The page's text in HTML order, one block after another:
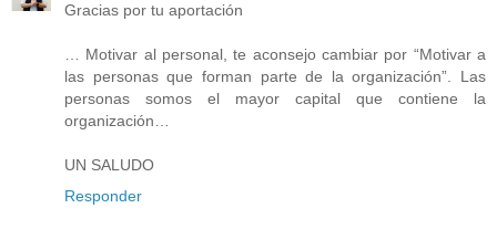
Gracias por tu aportación
… Motivar al personal, te aconsejo cambiar por “Motivar a
las personas que forman parte de la organización”. Las
personas somos el mayor capital que contiene la
organización…
UN SALUDO
Responder